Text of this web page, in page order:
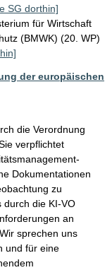
SG dorthin]
für Wirtschaft
(BMWK) (20. WP)
der europäischen
die Verordnung
verpflichtet
Dokumentationen
zu
durch die KI-VO
an
sprechen uns
und für eine